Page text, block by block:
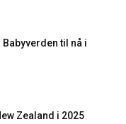
Babyverden til nå i
Zealand i 2025